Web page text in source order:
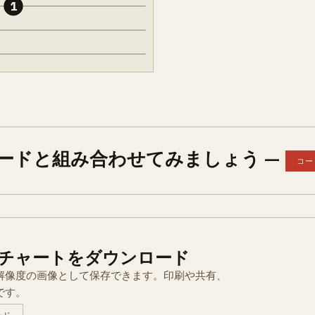
1
ドと組み合わせてみましょう — コ
ャートをダウンロード
度の画像として保存できます。印刷や共有、
。